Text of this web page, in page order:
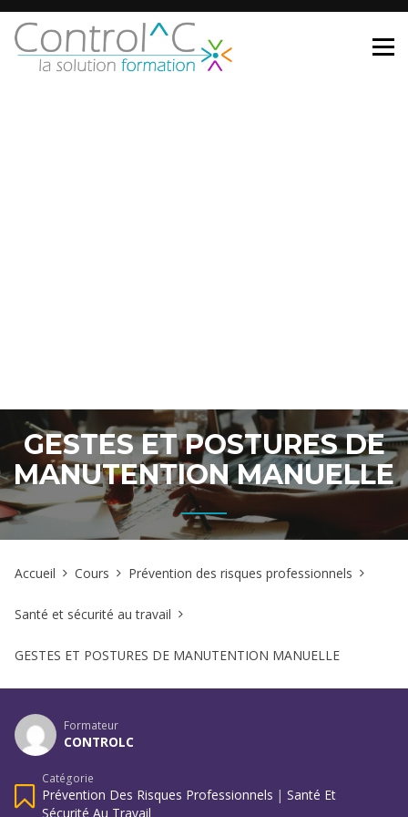
GESTES ET POSTURES DE
MANUTENTION MANUELLE
Accueil Cours Prévention des risques professionnels
Santé et sécurité au travail
GESTES ET POSTURES DE MANUTENTION MANUELLE
Formateur
CONTROLC
Catégorie
Prévention Des Risques Professionnels | Santé Et
Sécurité Au Travail